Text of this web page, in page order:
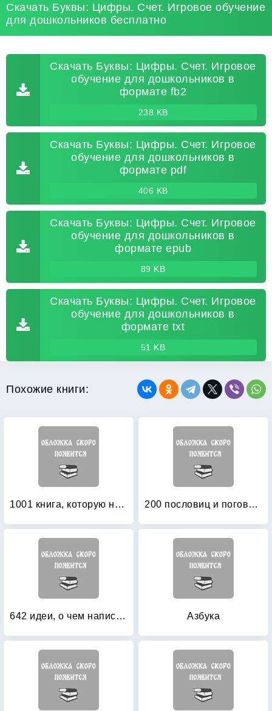
Скачать Буквы: Цифры. Счет. Игровое обучение
для дошкольников бесплатно
Скачать Буквы: Цифры. Счет. Игровое
обучение для дошкольников в
формате fb2
238 KB
Скачать Буквы: Цифры. Счет. Игровое
обучение для дошкольников в
формате pdf
406 KB
Скачать Буквы: Цифры. Счет. Игровое
обучение для дошкольников в
формате epub
89 KB
Скачать Буквы: Цифры. Счет. Игровое
обучение для дошкольников в
формате txt
51 KB
Похожие книги:
1001 книга, которую нужно прочитать вашему ребенку, пока он не вырос 200 пословиц и поговорок в картинках
642 идеи, о чем написать: Тетрадь начинающего писателя Азбука